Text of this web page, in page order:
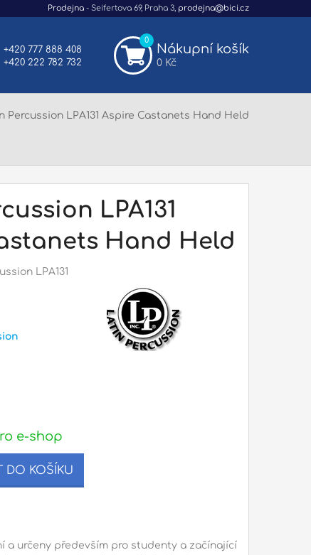
Prodejna - Seifertova 69, Praha 3, prodejna@bici.cz
Nákupní košík
0 Kč
0
+420 777 888 408
+420 222 782 732
Percussion LPA131 Aspire Castanets Hand Held
LPA131
Hand Held
LPA131
e-shop
DO KOŠÍKU
a určeny především pro studenty a začínající